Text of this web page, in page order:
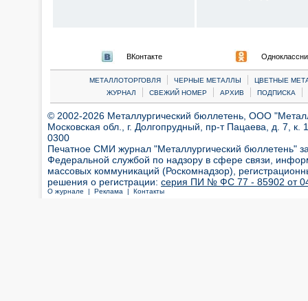
ВКонтакте
МЕТАЛЛОТОРГОВЛЯ | ЧЕРНЫЕ МЕТАЛЛЫ |
ЦВЕТНЫЕ
ЖУРНАЛ
| СВЕЖИЙ НОМЕР | АРХИВ | ПОДПИСКА |
© 2002-2026 Металлургический бюллетень, ООО
Московская обл., г. Долгопрудный, пр-т Пацаева, д. 7,
0300
Печатное СМИ журнал "Металлургический бюллетень"
Федеральной службой по надзору в сфере связи,
массовых коммуникаций (Роскомнадзор),
решения о регистрации: серия ПИ № ФС 77 - 85902 от 04
О журнале | Реклама | Контакты